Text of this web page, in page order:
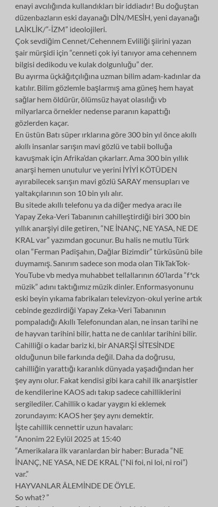
enayi avcılığında kullandıkları bir iddiadır! Bu doğuştan
düzenbazların eski dayanağı DİN/MESİH, yeni dayanağı
LAİKLİK/”-İZM” ideolojileri.
Çok sevdiğim Cennet/Cehennem Evliliği şiirini yazan
şair mürşidi için “cenneti çok iyi tanıyor ama cehennem
bilgisi dedikodu ve kulak dolgunluğu” der.
Bu ayırma üçkâğıtçılığına uzman bilim adam-kadınlar da
katılır. Bilim gözlemle başlarmış ama güneş hem hayat
sağlar hem öldürür, ölümsüz hayat olasılığı vb
milyarlarca örnekler nedense paranın kapattığı
gözlerden kaçar.
En üstün Batı süper ırklarına göre 300 bin yıl önce akıllı
akıllı insanlar sarışın mavi gözlü ve tabii bolluğa
kavuşmak için Afrika’dan çıkarlarr. Ama 300 bin yıllık
anarşi hemen unutulur ve yerini İYİYİ KÖTÜDEN
ayırabilecek sarışın mavi gözlü SARAY mensupları ve
yaltakçılarının son 10 bin yılı alır.
Bu sitede akıllı telefonu ya da diğer medya aracı ile
Yapay Zeka-Veri Tabanının cahilleştirdiği biri 300 bin
yıllık anarşiyi dile getiren, “NE İNANÇ, NE YASA, NE DE
KRAL var” yazımdan gocunur. Bu halis ne mutlu Türk
olan “Ferman Padişahın, Dağlar Bizimdir” türküsünü bile
duymamış. Sanırım sadece son moda olan TikTakTok-
YouTube vb medya muhabbet tellallarının 60’larda “f*ck
müzik” adını taktığımız müzik dinler. Enformasyonunu
eski beyin yıkama fabrikaları televizyon-okul yerine artık
cebinde gezdirdiği Yapay Zeka-Veri Tabanının
pompaladığı Akıllı Telefonundan alan, ne insan tarihi ne
de hayvan tarihini bilir, hatta ne de canlılar tarihini bilir.
Cahilliği o kadar bariz ki, bir ANARŞİ SİTESİNDE
olduğunun bile farkında değil. Daha da doğrusu,
cahilliğin yarattığı karanlık dünyada yaşadığından her
şey aynı olur. Fakat kendisi gibi kara cahil ilk anarşistler
de kendilerine KAOS adı takıp sadece cahilliklerini
sergilediler. Cahillik o kadar yaygın ki eklemek
zorundayım: KAOS her şey aynı demektir.
İşte cahillik cennettir uzun havaları:
“Anonim 22 Eylül 2025 at 15:40
“Amerikalara ilk varanlardan bir haber: Burada “NE
İNANÇ, NE YASA, NE DE KRAL (“Ni foi, ni loi, ni roi”)
var.”
HAYVANLAR ÂLEMİNDE DE ÖYLE.
So what? ”